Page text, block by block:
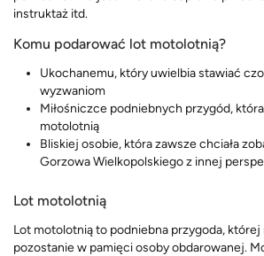
instruktaż itd.
Komu podarować lot motolotnią?
Ukochanemu, który uwielbia stawiać
wyzwaniom
Miłośniczce podniebnych przygód,
motolotnią
Bliskiej osobie, która zawsze chciała
Gorzowa Wielkopolskiego z innej
Lot motolotnią
Lot motolotnią to podniebna przygoda, której
pozostanie w pamięci osoby obdarowanej.